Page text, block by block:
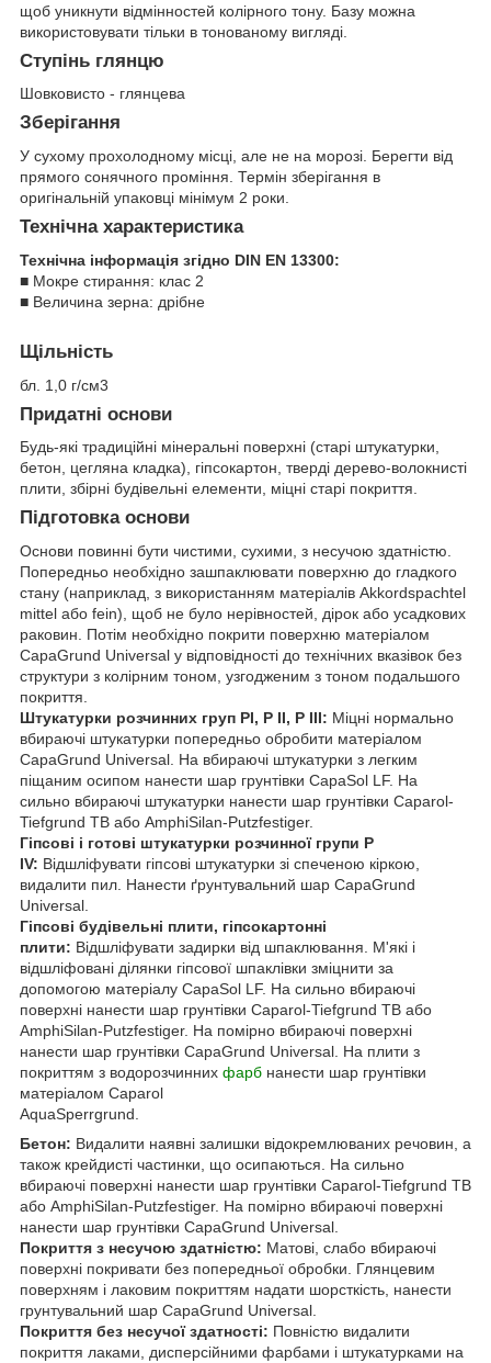
щоб уникнути відмінностей колірного тону. Базу можна
використовувати тільки в тонованому вигляді.
Ступінь глянцю
Шовковисто - глянцева
Зберігання
У сухому прохолодному місці, але не на морозі. Берегти від
прямого сонячного проміння. Термін зберігання в
оригінальній упаковці мінімум 2 роки.
Технічна характеристика
Технічна інформація згідно DIN EN 13300:
■ Мокре стирання: клас 2
■ Величина зерна: дрібне
Щільність
бл. 1,0 г/см3
Придатні основи
Будь-які традиційні мінеральні поверхні (старі штукатурки,
бетон, цегляна кладка), гіпсокартон, тверді дерево-волокнисті
плити, збірні будівельні елементи, міцні старі покриття.
Підготовка основи
Основи повинні бути чистими, сухими, з несучою здатністю.
Попередньо необхідно зашпаклювати поверхню до гладкого
стану (наприклад, з використанням матеріалів Akkordspachtel
mittel або fein), щоб не було нерівностей, дірок або усадкових
раковин. Потім необхідно покрити поверхню матеріалом
CapaGrund Universal у відповідності до технічних вказівок без
структури з колірним тоном, узгодженим з тоном подальшого
покриття.
Штукатурки розчинних груп PI, P II, P III: Міцні нормально
вбираючі штукатурки попередньо обробити матеріалом
CapaGrund Universal. На вбираючі штукатурки з легким
піщаним осипом нанести шар грунтівки CapaSol LF. На
сильно вбираючі штукатурки нанести шар грунтівки Caparol-
Tiefgrund TB або AmphiSilan-Putzfestiger.
Гіпсові і готові штукатурки розчинної групи P
IV: Відшліфувати гіпсові штукатурки зі спеченою кіркою,
видалити пил. Нанести ґрунтувальний шар CapaGrund
Universal.
Гіпсові будівельні плити, гіпсокартонні
плити: Відшліфувати задирки від шпаклювання. М'які і
відшліфовані ділянки гіпсової шпаклівки зміцнити за
допомогою матеріалу CapaSol LF. На сильно вбираючі
поверхні нанести шар грунтівки Caparol-Tiefgrund TB або
AmphiSilan-Putzfestiger. На помірно вбираючі поверхні
нанести шар грунтівки CapaGrund Universal. На плити з
покриттям з водорозчинних фарб нанести шар грунтівки
матеріалом Caparol
AquaSperrgrund.
Бетон: Видалити наявні залишки відокремлюваних речовин, а
також крейдисті частинки, що осипаються. На сильно
вбираючі поверхні нанести шар грунтівки Caparol-Tiefgrund TB
або AmphiSilan-Putzfestiger. На помірно вбираючі поверхні
нанести шар грунтівки CapaGrund Universal.
Покриття з несучою здатністю: Матові, слабо вбираючі
поверхні покривати без попередньої обробки. Глянцевим
поверхням і лаковим покриттям надати шорсткість, нанести
грунтувальний шар CapaGrund Universal.
Покриття без несучої здатності: Повністю видалити
покриття лаками, дисперсійними фарбами і штукатурками на